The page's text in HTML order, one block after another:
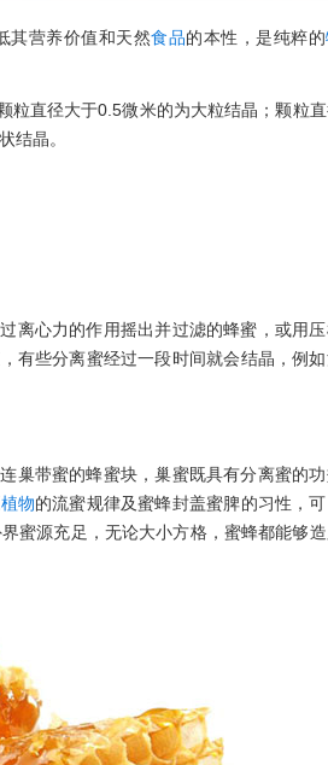
其营养价值和天然食品的本性，是纯粹的
粒直径大于0.5微米的为大粒结晶；颗粒
结晶。
离心力的作用摇出并过滤的蜂蜜，或用
有些分离蜜经过一段时间就会结晶，例
巢带蜜的蜂蜜块，巢蜜既具有分离蜜的
植物的流蜜规律及蜜蜂封盖蜜脾的习性，
蜜源充足，无论大小方格，蜜蜂都能够